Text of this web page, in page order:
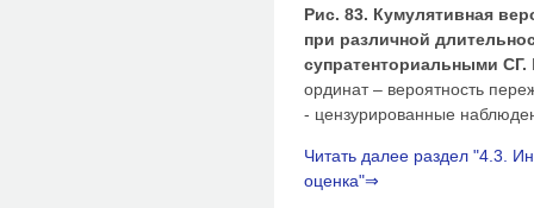
Рис. 83. Кумулятивная
при различной
супратенториальными СГ.
ординат – вероятность
- цензурированные
Читать далее раздел "4.3.
оценка"⇒